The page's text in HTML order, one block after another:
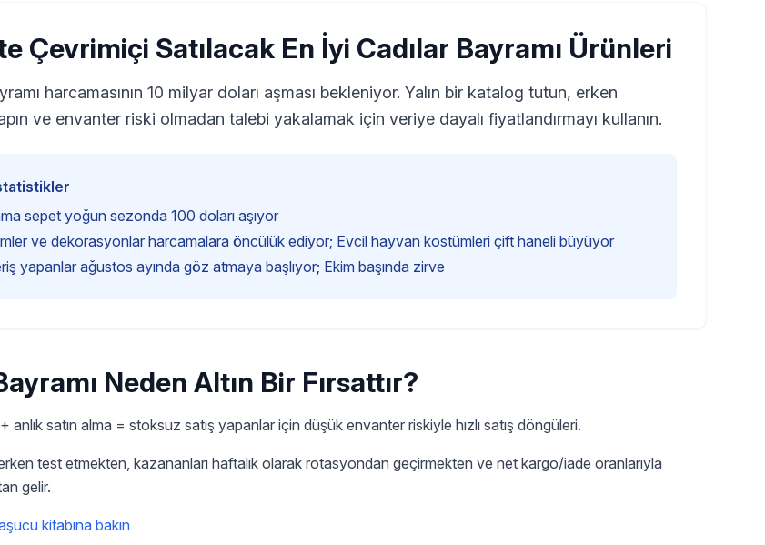
Çevrimiçi Satılacak En İyi Cadılar Bayramı Ürünleri
harcamasının 10 milyar doları aşması bekleniyor. Yalın bir katalog tutun, erken
ve envanter riski olmadan talebi yakalamak için veriye dayalı fiyatlandırmayı kullanın.
sepet yoğun sezonda 100 doları aşıyor
ve dekorasyonlar harcamalara öncülük ediyor; Evcil hayvan kostümleri çift haneli büyüyor
yapanlar ağustos ayında göz atmaya başlıyor; Ekim başında zirve
Neden Altın Bir Fırsattır?
anlık satın alma = stoksuz satış yapanlar için düşük envanter riskiyle hızlı satış döngüleri.
test etmekten, kazananları haftalık olarak rotasyondan geçirmekten ve net kargo/iade oranlarıyla
gelir.
kitabına bakın